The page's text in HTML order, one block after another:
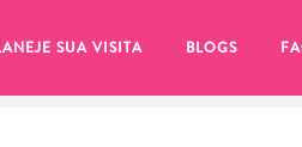
SUA VISITA BLOGS